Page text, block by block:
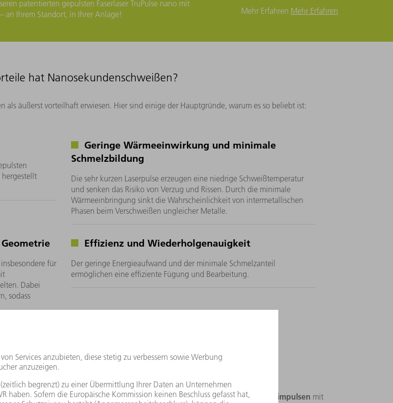
patentierten gepulsten Faserlaser TruPulse nano mit
an Ihrem Standort, in Ihrer Anlage!
Mehr Erfahren Mehr Erfahren
hat Nanosekundenschweißen?
als äußerst vorteilhaft erwiesen. Hier sind einige der Hauptgründe, warum es so beliebt ist:
hergestellt
Geringe Wärmeeinwirkung und minimale
Schmelzbildung
Die sehr kurzen Laserpulse erzeugen eine niedrige Schweißtemperatur
und senken das Risiko von Verzug und Rissen. Durch die minimale
Wärmeeinbringung sinkt die Wahrscheinlichkeit von intermetallischen
Phasen beim Verschweißen ungleicher Metalle.
für
Dabei
sodass
Effizienz und Wiederholgenauigkeit
Der geringe Energieaufwand und der minimale Schmelzanteil
ermöglichen eine effiziente Fügung und Bearbeitung.
und wie funktioniert es?
Die Nanosekundentechnologie basiert aufsehr kurzen Laserimpulsen mit